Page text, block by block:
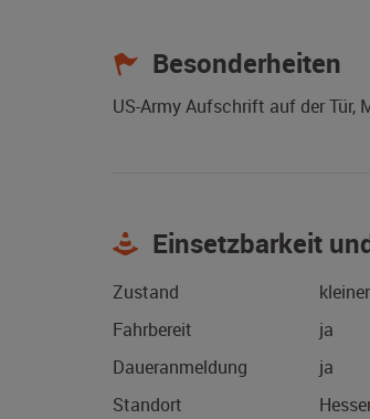
Besonderheiten
US-Army Aufschrift auf der Tür,
Einsetzbarkeit
Zustand
Fahrbereit
ja
Daueranmeldung
ja
Standort